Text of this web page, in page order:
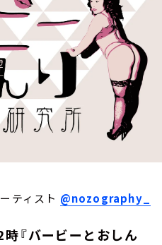
ティスト @nozography_
『バービーとおしん